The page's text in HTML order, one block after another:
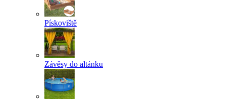
Pískoviště
Závěsy do altánku